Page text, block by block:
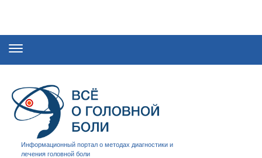
Информационный портал о методах диагностики и
лечения головной боли